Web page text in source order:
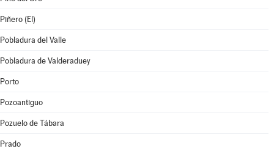
Piñero (El)
Pobladura del Valle
Pobladura de Valderaduey
Porto
Pozoantiguo
Pozuelo de Tábara
Prado